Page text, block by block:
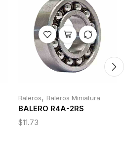
Baleros, Baleros Miniatura
BALERO R4A-2RS
$11.73